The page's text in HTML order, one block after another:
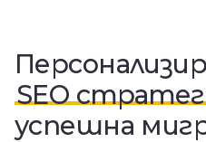
SEO
успешна